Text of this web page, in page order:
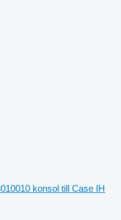
konsol till Case IH